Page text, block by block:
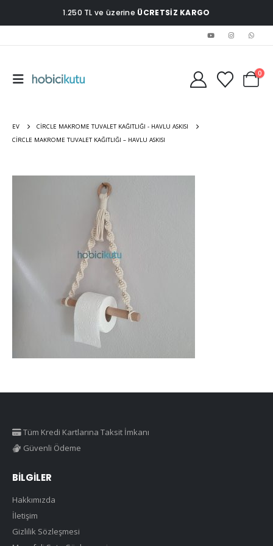
1.250 TL ve üzerine ÜCRETSİZ KARGO
0
EV
CIRCLE MAKROME TUVALET KAĞITLIĞI - HAVLU ASKISI
CIRCLE MAKROME TUVALET KAĞITLIĞI – HAVLU ASKISI
Tüm Kredi Kartlarına Taksit İmkanı
Güvenli Ödeme
BILGILER
Hakkımızda
İletişim
Gizlilik Sözleşmesi